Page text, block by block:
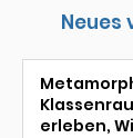
Neues
erleben,